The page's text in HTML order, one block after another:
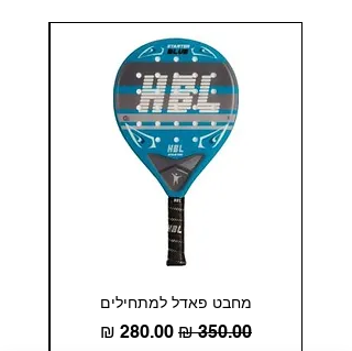
מחבט פאדל למתחילים
מחיר רגיל מחיר מבצע